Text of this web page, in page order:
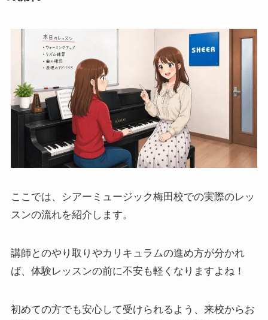
ここでは、シアーミュージック梅田校での実際のレッ
スンの流れを紹介します。
講師とのやり取りやカリキュラムの進め方が分かれ
ば、体験レッスンの前に不安も軽くなりますよね！
初めての方でも安心して受けられるよう、来校からお